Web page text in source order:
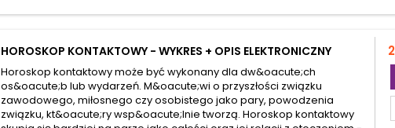
HOROSKOP KONTAKTOWY - WYKRES + OPIS ELEKTRONICZNY
Horoskop kontaktowy może być wykonany dla dw&oacute;ch
os&oacute;b lub wydarzeń. M&oacute;wi o przyszłości związku
zawodowego, miłosnego czy osobistego jako pary, powodzenia
związku, kt&oacute;ry wsp&oacute;lnie tworzą. Horoskop kontaktowy